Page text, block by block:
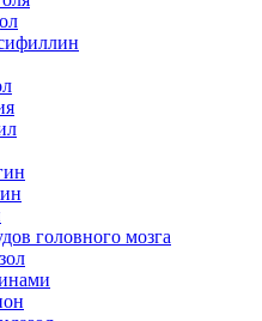
головного мозга